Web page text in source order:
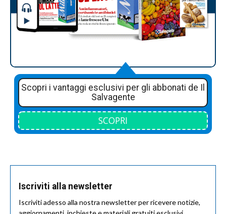
Scopri i vantaggi esclusivi per gli abbonati de Il
Salvagente
SCOPRI
Iscriviti alla newsletter
Iscriviti adesso alla nostra newsletter per ricevere notizie,